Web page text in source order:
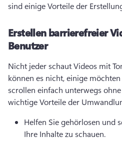
sind einige Vorteile der
Erstellen barrierefreier
Benutzer
Nicht jeder schaut Videos mit
können es nicht, einige
scrollen einfach unterwegs
wichtige Vorteile der
Helfen Sie gehörlosen und
Ihre Inhalte zu schauen.